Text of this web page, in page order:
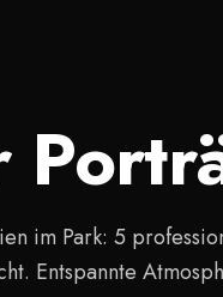
im Park: 5
Entspannte